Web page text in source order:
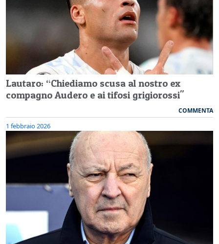
Lautaro: “Chiediamo scusa al nostro ex
compagno Audero e ai tifosi grigiorossi"
COMMENTA
1 febbraio 2026